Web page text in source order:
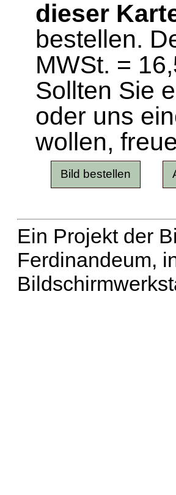
dieser
bestellen.
MWSt. =
Sollten Sie
oder uns
wollen,
Ein Projekt der
Ferdinandeum,